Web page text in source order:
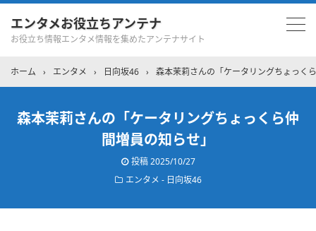
エンタメお役立ちアンテナ
お役立ち情報エンタメ情報を集めたアンテナサイト
ホーム › エンタメ › 日向坂46 › 森本茉莉さんの「ケータリングちょっく
森本茉莉さんの「ケータリングちょっくら仲
間増員の知らせ」
投稿2025/10/27
エンタメ - 日向坂46